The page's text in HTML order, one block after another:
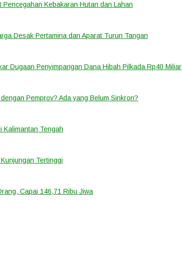
Kebakaran Hutan dan Lahan
Desak Pertamina dan Aparat Turun Tangan
Dugaan Penyimpangan Dana Hibah Pilkada Rp40 Miliar
Pemprov? Ada yang Belum Sinkron?
Kalimantan Tengah
Tertinggi
Capai 146,71 Ribu Jiwa